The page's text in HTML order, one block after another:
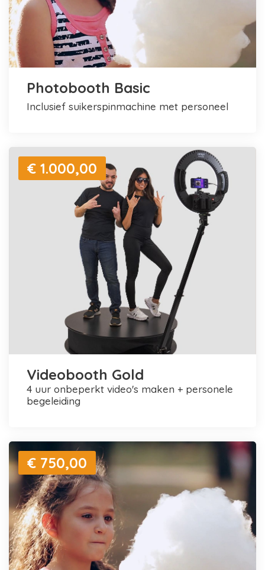
Photobooth Basic
inclusief suikerspinmachine met personeel
€ 1.000,00
Videobooth Gold
4 uur onbeperkt video's maken + personele
begeleiding
€ 750,00